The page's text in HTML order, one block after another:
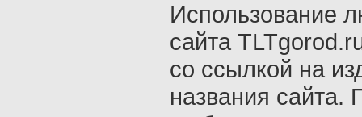
Использование
сайта
со ссылкой на
названия сайта.